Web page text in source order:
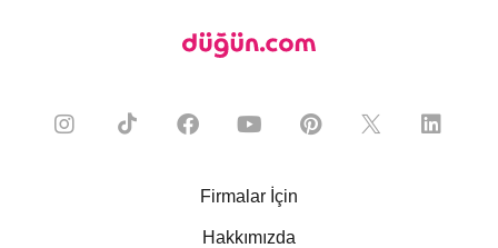
Firmalar İçin
Hakkımızda